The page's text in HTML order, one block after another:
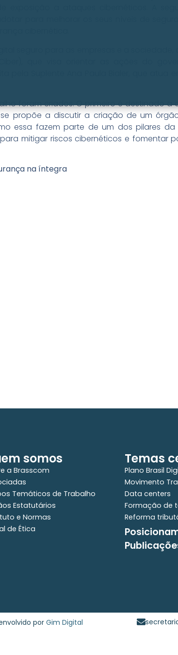
exposição a ataques cibernéticos. A
para melhorar os seus níveis de
cibernética.
seguro para as empresas e a sociedade,
que visa orientar as ações do
pela Suplente Ana Paula Bialer, que atua
foram criados. O primeiro é destinado a
propõe a discutir a criação de um
essa fazem parte de um dos pilares da
mitigar riscos cibernéticos e fomentar
na íntegra
somos
a Brasscom
Temáticos de Trabalho
Estatutários
e Normas
de Ética
Temas
Plano Brasil
Movimento
Data centers
Formação de
Reforma
por Gim Digital